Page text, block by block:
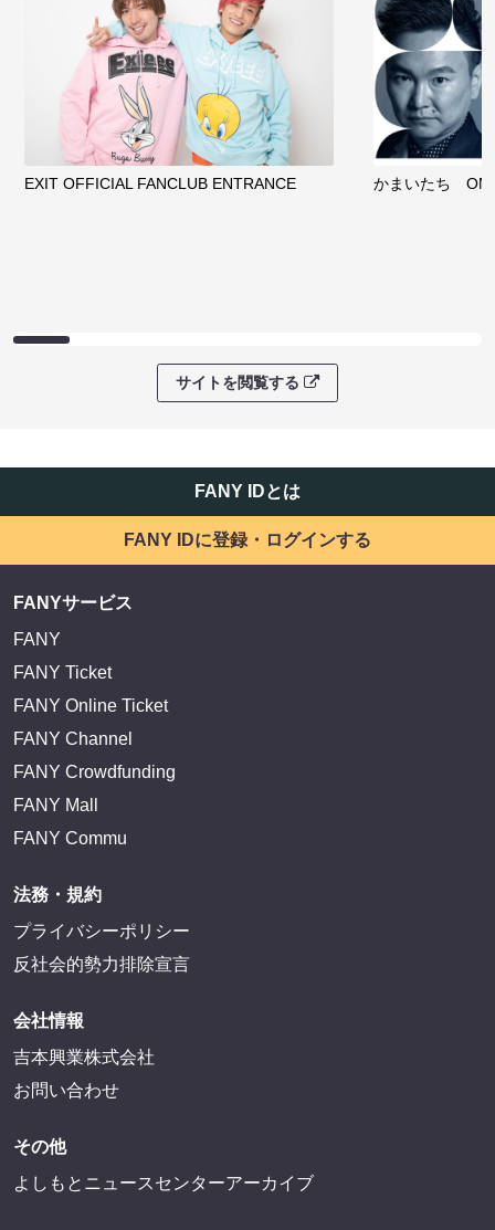
EXIT OFFICIAL FANCLUB ENTRANCE かまいたち
サイトを閲覧する
FANY IDとは
FANY IDに登録・ログインする
FANYサービス
FANY
FANY Ticket
FANY Online Ticket
FANY Channel
FANY Crowdfunding
FANY Mall
FANY Commu
法務・規約
プライバシーポリシー
反社会的勢力排除宣言
会社情報
吉本興業株式会社
お問い合わせ
その他
よしもとニュースセンターアーカイブ